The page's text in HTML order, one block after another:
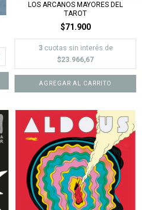
LOS ARCANOS MAYORES DEL
TAROT
$71.900
3 cuotas sin interés de
$23.966,67